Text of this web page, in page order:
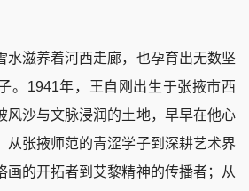
滋养着河西走廊，也孕育出无数坚
。1941年，王自刚出生于张掖市西
风沙与文脉浸润的土地，早早在他心
从张掖师范的青涩学子到深耕艺术界
画的开拓者到艾黎精神的传播者；从